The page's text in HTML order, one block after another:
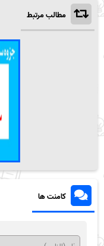
مطالب مرتبط
کامنت ها